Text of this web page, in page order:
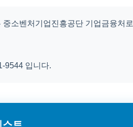
중소벤처기업진흥공단 기업금융처
9544 입니다.
스트